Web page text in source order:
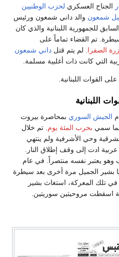
الجناح العسكري لحزب الوطنيين
شمعون والد داني شمعون ورئيس
للجمهورية اللبنانية والذي كان
تم القضاء تماماً على
الصفرا . لم يتم قتل داني شمعون
التي كانت ذات أغلبية مسلمة.
القوات اللبنانية.
اللبنانية
الجيش السوري بمحاصرة بيروت
سمي بحرب المئة يوم . تم خلال
وحي الأشرفية ولم ينتهي
ادت إلى وقف إطلاق النار.
يعتبر نفسه منتصراً. في عام
بشير الجميل مرة أخرى بعد سيطرة
. في تلك المعركة، استغاث بشير
اسقطت مروحيتين سوريتين.